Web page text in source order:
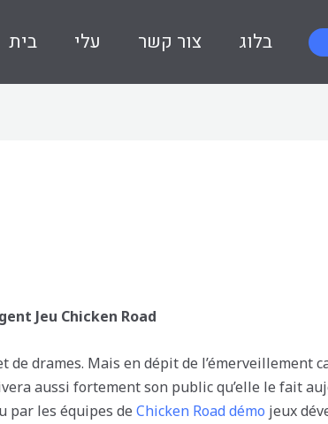
בית עלי צור קשר בלוג
Jeu Chicken Road
drames. Mais en dépit de l’émerveillement
aussi fortement son public qu’elle le fait
par les équipes de Chicken Road démo jeux